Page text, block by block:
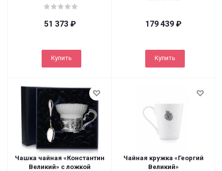
51 373₽
Купить
179 439 ₽
Купить
Чашка чайная «Константин
Великий» с ложкой
Чайная кружка «Георгий
Великий»